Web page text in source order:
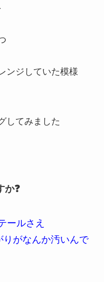
ンジしていた模様
してみました
か❓
ールさえ
がなんか汚いんで